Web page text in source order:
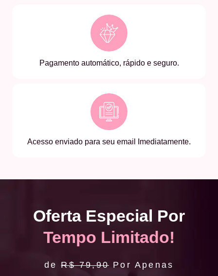
Pagamento automático, rápido e seguro.
Acesso enviado para seu email Imediatamente.
Oferta Especial Por
Tempo Limitado!
deR$ 79,90 Por Apenas